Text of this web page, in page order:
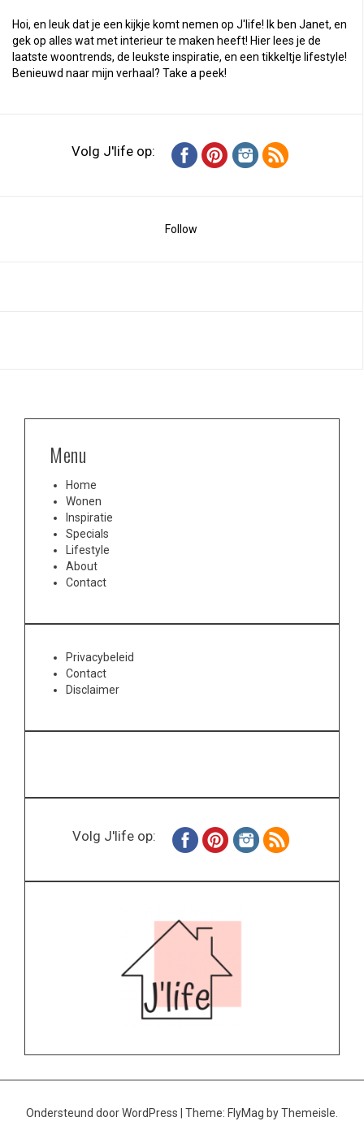
Hoi, en leuk dat je een kijkje komt nemen op J'life! Ik ben Janet, en
gek op alles wat met interieur te maken heeft! Hier lees je de
laatste woontrends, de leukste inspiratie, en een tikkeltje lifestyle!
Benieuwd naar mijn verhaal? Take a peek!
Volg J'life op:
Follow
Menu
Home
Wonen
Inspiratie
Specials
Lifestyle
About
Contact
Privacybeleid
Contact
Disclaimer
Volg J'life op:
Ondersteund door WordPress Theme: FlyMag by Themeisle.